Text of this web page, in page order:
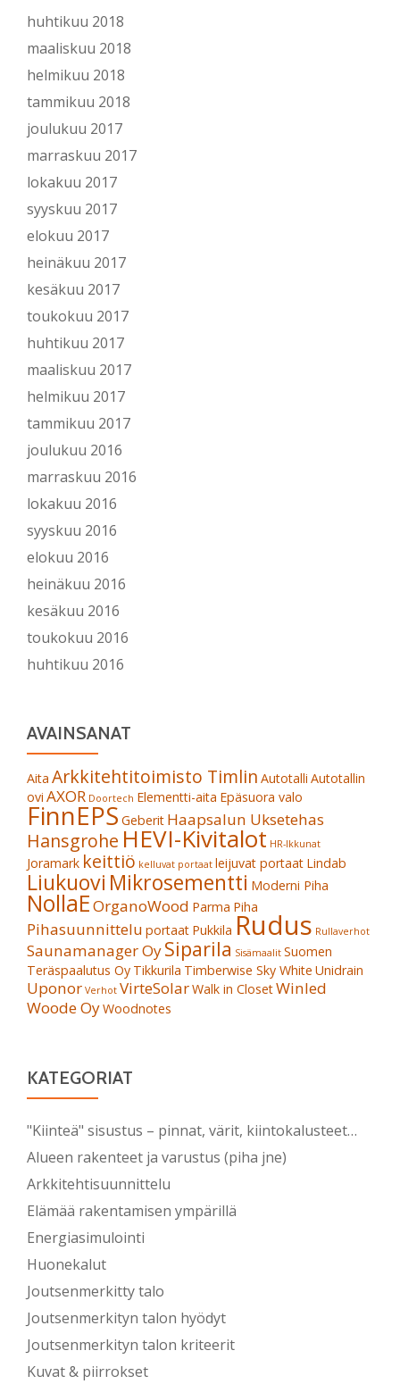
huhtikuu 2018
maaliskuu 2018
helmikuu 2018
tammikuu 2018
joulukuu 2017
marraskuu 2017
lokakuu 2017
syyskuu 2017
elokuu 2017
heinäkuu 2017
kesäkuu 2017
toukokuu 2017
huhtikuu 2017
maaliskuu 2017
helmikuu 2017
tammikuu 2017
joulukuu 2016
marraskuu 2016
lokakuu 2016
syyskuu 2016
elokuu 2016
heinäkuu 2016
kesäkuu 2016
toukokuu 2016
huhtikuu 2016
AVAINSANAT
Aita Arkkitehtitoimisto Timlin Autotalli Autotallin
ovi AXOR Doortech Elementti-aita Epäsuora valo
FinnEPS Geberit Haapsalun Uksetehas
Hansgrohe HEVI-Kivitalot HR-Ikkunat
Joramark keittiö kelluvat portaat leijuvat portaat Lindab
Liukuovi Mikrosementti Moderni Piha
NollaEOrganoWood Parma Piha
Pihasuunnittelu portaat Pukkila Rudus Rullaverhot
Saunamanager OySiparila Sisämaalit Suomen
Teräspaalutus Oy Tikkurila Timberwise Sky White Unidrain
Uponor Verhot VirteSolarWalk in ClosetWinled
Woode OyWoodnotes
KATEGORIAT
"Kiinteä" sisustus – pinnat, värit, kiintokalusteet…
Alueen rakenteet ja varustus (piha jne)
Arkkitehtisuunnittelu
Elämää rakentamisen ympärillä
Energiasimulointi
Huonekalut
Joutsenmerkitty talo
Joutsenmerkityn talon hyödyt
Joutsenmerkityn talon kriteerit
Kuvat & piirrokset